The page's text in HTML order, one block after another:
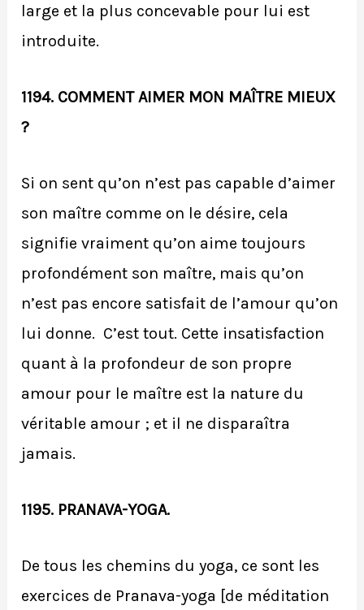
large et la plus concevable pour lui est
introduite.
1194. COMMENT AIMER MON MAÎTRE MIEUX
?
Si on sent qu’on n’est pas capable d’aimer
son maître comme on le désire, cela
signifie vraiment qu’on aime toujours
profondément son maître, mais qu’on
n’est pas encore satisfait de l’amour qu’on
lui donne. C’est tout. Cette insatisfaction
quant à la profondeur de son propre
amour pour le maître est la nature du
véritable amour ; et il ne disparaîtra
jamais.
1195. PRANAVA-YOGA.
De tous les chemins du yoga, ce sont les
exercices de Pranava-yoga [de méditation